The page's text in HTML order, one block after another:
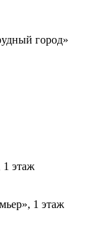
город»
1 этаж
1 этаж